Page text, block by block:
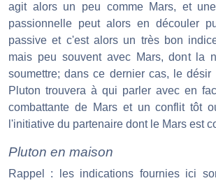
agit alors un peu comme Mars, et une
passionnelle peut alors en découler
passive et c'est alors un très bon
mais peu souvent avec Mars, dont la
soumettre; dans ce dernier cas, le
Pluton trouvera à qui parler avec en
combattante de Mars et un conflit tôt
l'initiative du partenaire dont le Mars est
Pluton en maison
Rappel : les indications fournies ici